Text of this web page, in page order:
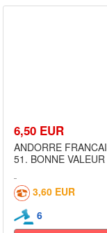
6,50 EUR
ANDORRE
51. BONNE VALEUR
3,60 EUR
6